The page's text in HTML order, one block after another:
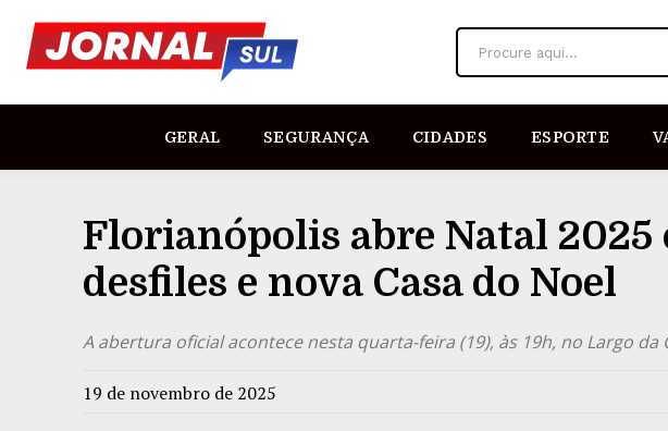
Procure aqui...
GERAL SEGURANÇA CIDADES ESPORTE
Florianópolis abre Natal 2025
desfiles e nova Casa do Noel
A abertura oficial acontece nesta quarta-feira (19), às 19h, no Largo da
19 de novembro de 2025